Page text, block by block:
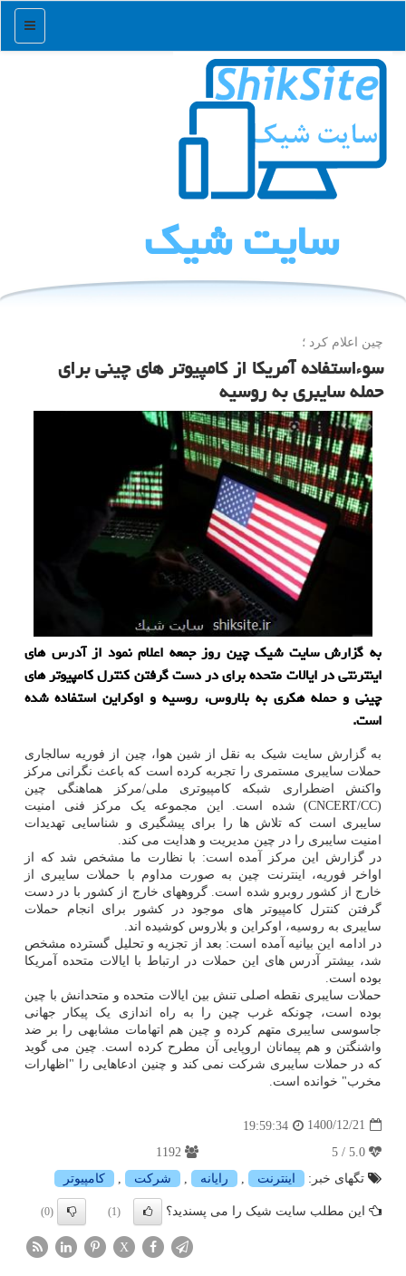
منو
سایت شیك
چین اعلام كرد ؛
سوءاستفاده آمریکا از کامپیوتر های چینی برای
حمله سایبری به روسیه
به گزارش سایت شیک چین روز جمعه اعلام نمود از آدرس های
اینترنتی در ایالات متحده برای در دست گرفتن کنترل کامپیوتر های
چینی و حمله هکری به بلاروس، روسیه و اوکراین استفاده شده
است.
به گزارش سایت شیک به نقل از شین هوا، چین از فوریه سالجاری
حملات سایبری مستمری را تجربه کرده است که باعث نگرانی مرکز
واکنش اضطراری شبکه کامپیوتری ملی/مرکز هماهنگی چین
(CNCERT/CC) شده است. این مجموعه یک مرکز فنی امنیت
سایبری است که تلاش ها را برای پیشگیری و شناسایی تهدیدات
امنیت سایبری را در چین مدیریت و هدایت می کند.
در گزارش این مرکز آمده است: با نظارت ما مشخص شد که از
اواخر فوریه، اینترنت چین به صورت مداوم با حملات سایبری از
خارج از کشور روبرو شده است. گروههای خارج از کشور با در دست
گرفتن کنترل کامپیوتر های موجود در کشور برای انجام حملات
سایبری به روسیه، اوکراین و بلاروس کوشیده اند.
در ادامه این بیانیه آمده است: بعد از تجزیه و تحلیل گسترده مشخص
شد، بیشتر آدرس های این حملات در ارتباط با ایالات متحده آمریکا
بوده است.
حملات سایبری نقطه اصلی تنش بین ایالات متحده و متحدانش با چین
بوده است، چونکه غرب چین را به راه اندازی یک پیکار جهانی
جاسوسی سایبری متهم کرده و چین هم اتهامات مشابهی را بر ضد
واشنگتن و هم پیمانان اروپایی آن مطرح کرده است. چین می گوید
که در حملات سایبری شرکت نمی کند و چنین ادعاهایی را "اظهارات
مخرب" خوانده است.
1400/12/21
19:59:34
تگهای خبر:
اینترنت رایانه شركت كامپیوتر
این مطلب سایت شیک را می پسندید؟ (1)
(0)
X